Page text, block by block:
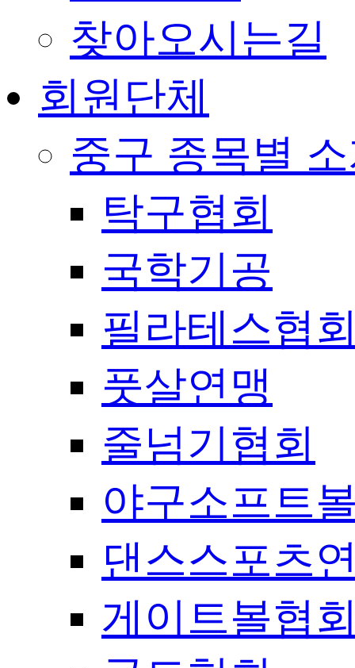
찾아오시는길
회원단체
중구 종목별
탁구협회
국학기공
필라테스협
풋살연맹
줄넘기협회
야구소프트
댄스스포츠
게이트볼협